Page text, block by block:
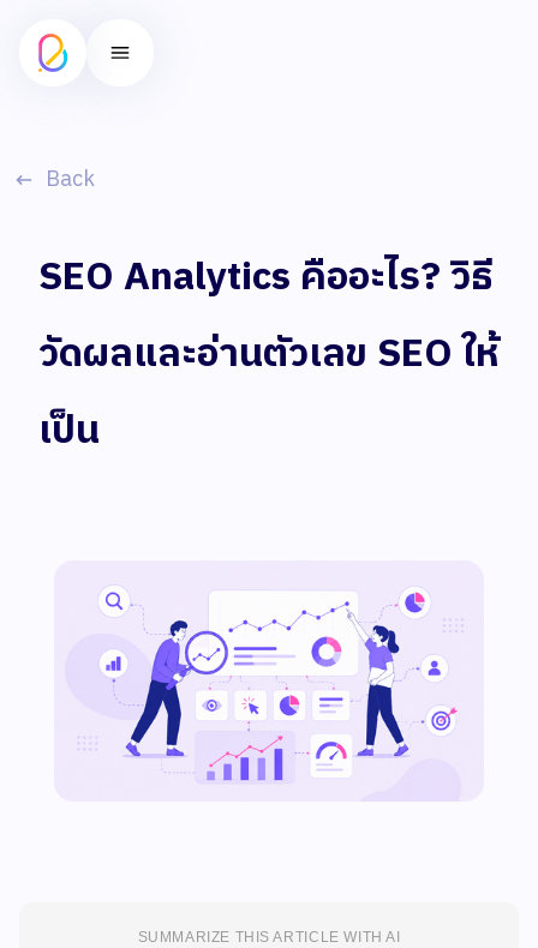
Back
SEO Analytics คืออะไร? วิธี
วัดผลและอ่านตัวเลข SEO ให้
เป็น
SUMMARIZE THIS ARTICLE WITH AI